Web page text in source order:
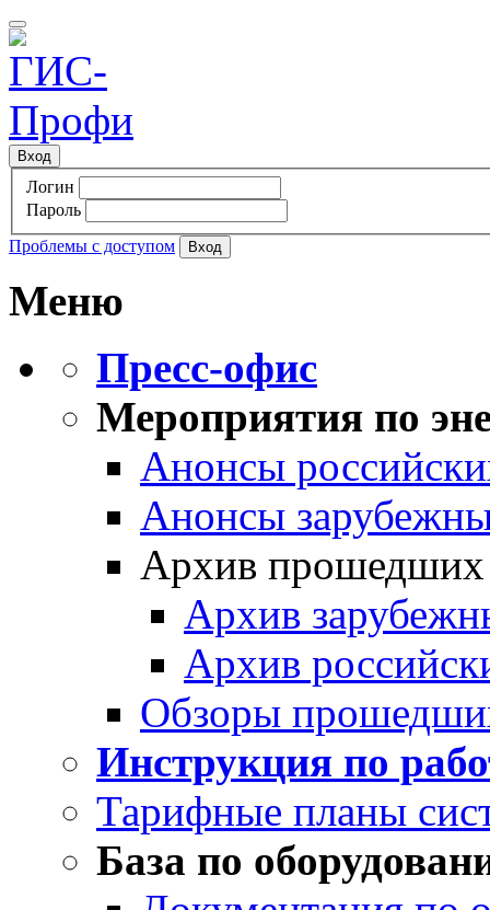
Вход
Логин
Пароль
Проблемы с доступом
Меню
Пресс-офис
Мероприятия по
Анонсы
Анонсы
Архив прошедших
Архив
Архив
Обзоры
Инструкция по
Тарифные планы
База по